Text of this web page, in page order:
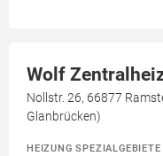
Wolf
Nollstr. 26, 66877
Glanbrücken)
HEIZUNG SPEZIALGEBIETE